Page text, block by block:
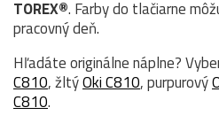
TOREX®. Farby do tlačiarne
pracovný deň.
Hľadáte originálne náplne?
C810, žltýOki C810, purpurový
C810.